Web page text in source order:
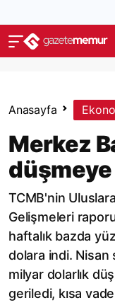
Anasayfa
Merkez
TCMB'nin
Gelişmeleri
haftalık bazda
dolara indi.
milyar dolarlık
geriledi, kısa